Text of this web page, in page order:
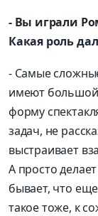
- Вы играли
Какая роль
- Самые
имеют
форму
задач, не
выстраивает
А просто
бывает, что
такое тоже, к